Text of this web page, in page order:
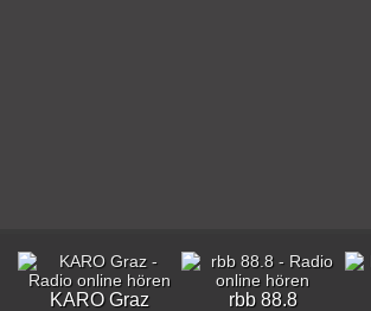
KARO Graz rbb 88.8